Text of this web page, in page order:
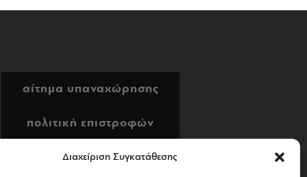
Διαχείριση Συγκατάθεσης
αίτημα υπαναχώρησης
πολιτική επιστροφών
αποστολή & πληρωμή